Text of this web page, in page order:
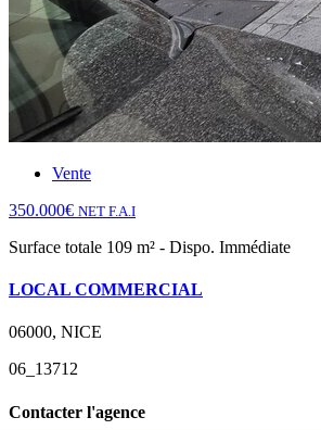
Vente
350.000€ NET F.A.I
Surface totale 109 m² - Dispo. Immédiate
LOCAL COMMERCIAL
06000, NICE
06_13712
Contacter l'agence